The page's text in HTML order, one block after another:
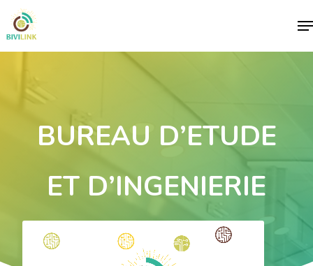
BUREAU D’ETUDE
ET D’INGENIERIE